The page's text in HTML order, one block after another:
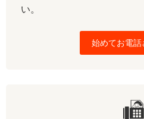
い。
始めてお電話